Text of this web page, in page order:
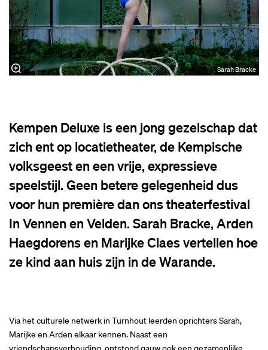
Sarah Bracke
Kempen Deluxe is een jong gezelschap dat
zich ent op locatietheater, de Kempische
volksgeest en een vrije, expressieve
speelstijl. Geen betere gelegenheid dus
voor hun première dan ons theaterfestival
In Vennen en Velden. Sarah Bracke, Arden
Haegdorens en Marijke Claes vertellen hoe
ze kind aan huis zijn in de Warande.
Via het culturele netwerk in Turnhout leerden oprichters Sarah,
Marijke en Arden elkaar kennen. Naast een